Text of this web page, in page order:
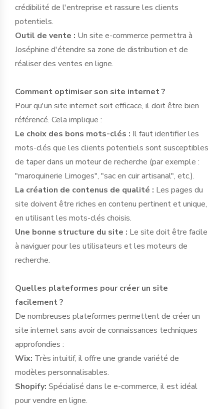
crédibilité de l'entreprise et rassure les clients
potentiels.
Outil de vente : Un site e-commerce permettra à
Joséphine d'étendre sa zone de distribution et de
réaliser des ventes en ligne.
Comment optimiser son site internet ?
Pour qu'un site internet soit efficace, il doit être bien
référencé. Cela implique :
Le choix des bons mots-clés : Il faut identifier les
mots-clés que les clients potentiels sont susceptibles
de taper dans un moteur de recherche (par exemple :
"maroquinerie Limoges", "sac en cuir artisanal", etc.).
La création de contenus de qualité : Les pages du
site doivent être riches en contenu pertinent et unique,
en utilisant les mots-clés choisis.
Une bonne structure du site : Le site doit être facile
à naviguer pour les utilisateurs et les moteurs de
recherche.
Quelles plateformes pour créer un site
facilement ?
De nombreuses plateformes permettent de créer un
site internet sans avoir de connaissances techniques
approfondies :
Wix: Très intuitif, il offre une grande variété de
modèles personnalisables.
Shopify: Spécialisé dans le e-commerce, il est idéal
pour vendre en ligne.